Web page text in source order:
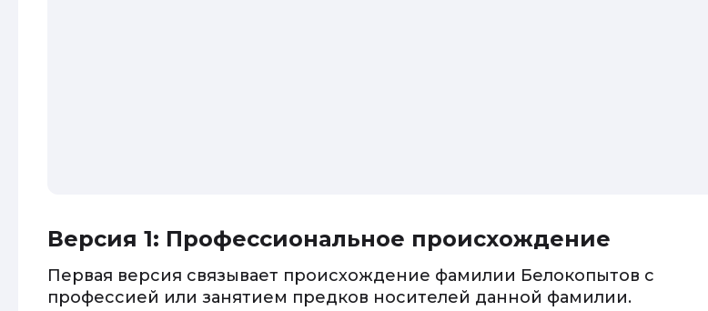
Версия 1: Профессиональное происхождение
Первая версия связывает происхождение фамилии Белокопытов с
профессией или занятием предков носителей данной фамилии.